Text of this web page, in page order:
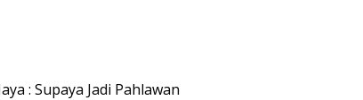
: Supaya Jadi Pahlawan